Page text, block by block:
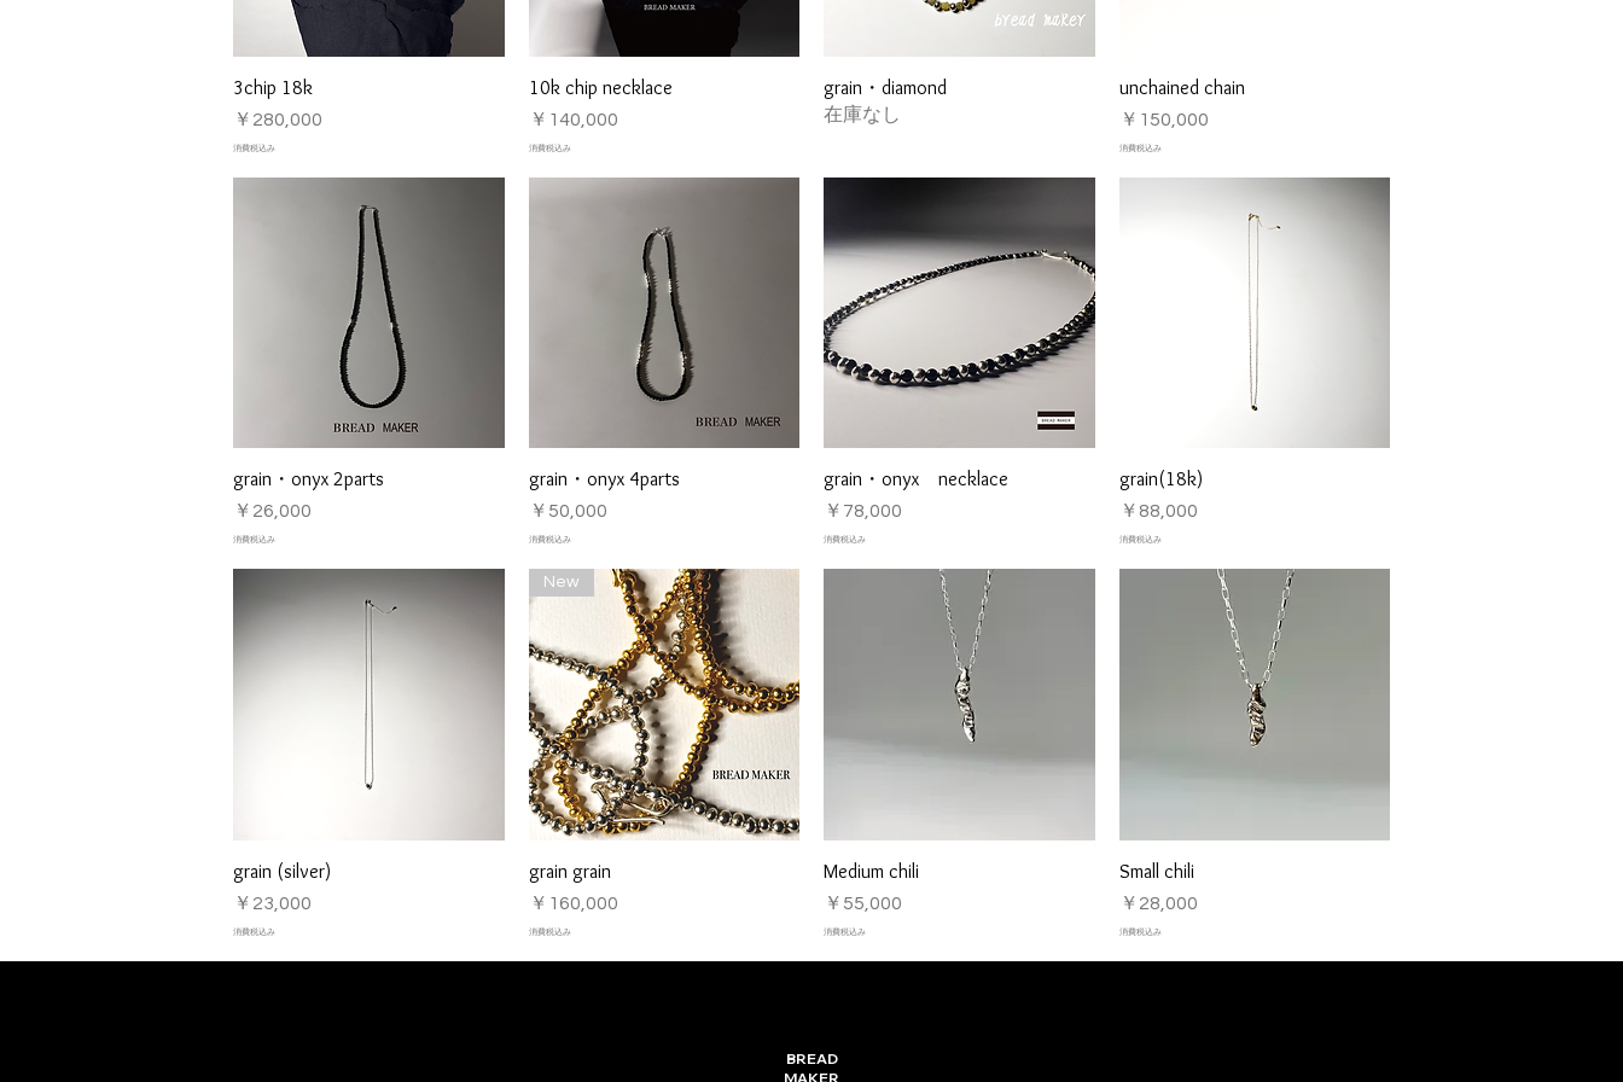
クイックビュー
3chip 18k
価格
￥280,000
消費税込み
クイックビュー
10k chip necklace
価格
￥140,000
消費税込み
クイックビュー
grain・diamond
在庫なし
クイックビュー
unchained chain
価格
￥150,000
消費税込み
クイックビュー
grain・onyx 2parts
価格
￥26,000
消費税込み
クイックビュー
grain・onyx 4parts
価格
￥50,000
消費税込み
クイックビュー
grain・onyx necklace
価格
￥78,000
消費税込み
クイックビュー
grain(18k)
価格
￥88,000
消費税込み
クイックビュー
grain (silver)
価格
￥23,000
消費税込み
クイックビュー
New
grain grain
価格
￥160,000
消費税込み
クイックビュー
Medium chili
価格
￥55,000
消費税込み
Small chili
価格
￥28,000
消費税込み
​BREAD
MAKER